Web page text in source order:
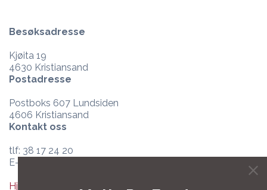
Besøksadresse
Kjøita 19
4630 Kristiansand
Postadresse
Postboks 607 Lundsiden
4606 Kristiansand
Kontakt oss
tlf: 38 17 24 20
E-post:
Hjelpesenter og support